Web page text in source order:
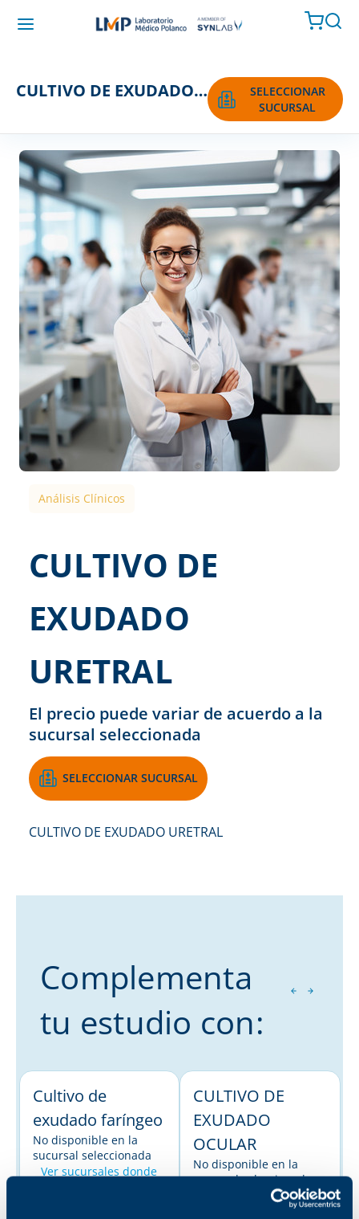
CULTIVO DE EXUDADO URETRAL
SELECCIONAR
SUCURSAL
Análisis Clínicos
CULTIVO DE
EXUDADO
URETRAL
El precio puede variar de acuerdo a la
sucursal seleccionada
SELECCIONAR SUCURSAL
CULTIVO DE EXUDADO URETRAL
Complementa
tu estudio con:
Cultivo de
exudado faríngeo
No disponible en la
sucursal seleccionada
Ver sucursales donde
CULTIVO DE
EXUDADO
OCULAR
No disponible en la
sucursal seleccionada
Ver sucursales donde
está disponible